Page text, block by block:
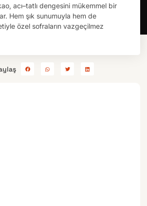
acı–tatlı dengesini mükemmel bir
Hem şık sunumuyla hem de
özel sofraların vazgeçilmez